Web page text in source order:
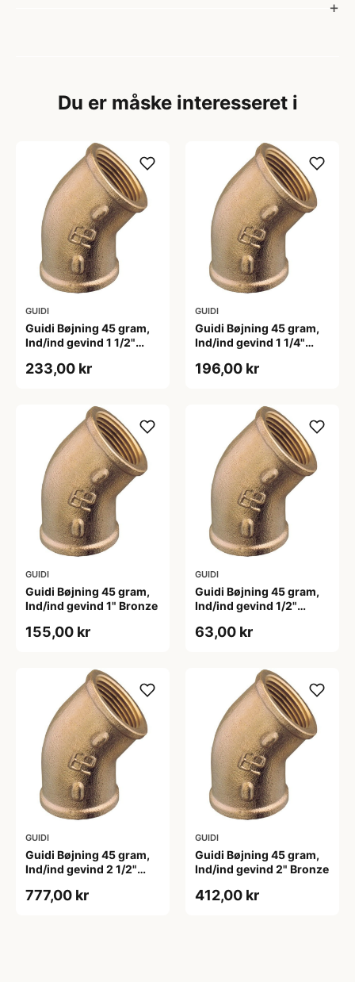
Du er måske interesseret i
GUIDI
Guidi Bøjning 45 gram,
Ind/ind gevind 1 1/2"
233,00 kr
GUIDI
Guidi Bøjning 45 gram,
Ind/ind gevind 1 1/4"
196,00 kr
GUIDI
Guidi Bøjning 45 gram,
Ind/ind gevind 1" Bronze
155,00 kr
GUIDI
Guidi Bøjning 45 gram,
Ind/ind gevind 1/2"
63,00 kr
GUIDI
Guidi Bøjning 45 gram,
Ind/ind gevind 2 1/2"
777,00 kr
GUIDI
Guidi Bøjning 45 gram,
Ind/ind gevind 2" Bronze
412,00 kr